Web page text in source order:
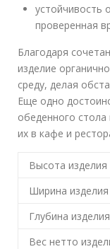
устойчивость
проверенная
Благодаря
изделие
среду, делая
Еще одно
обеденного
их в кафе и
Высота изделия
Ширина изделия
Глубина
Вес нетто